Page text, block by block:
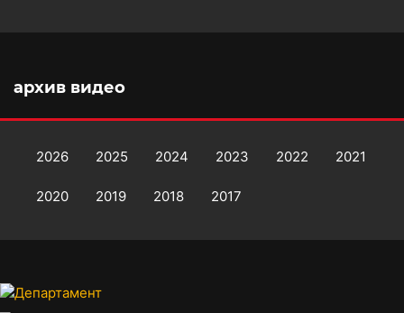
архив видео
2026 2025 2024 2023 2022 2021
2020 2019 2018 2017